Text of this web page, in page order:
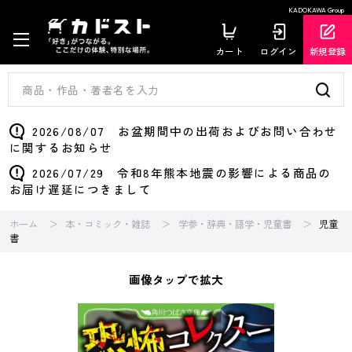
KADOKAWA Group
カート ログイン 新規登録
2026/08/07 お盆期間中の出荷およびお問い合わせ
に関するお知らせ
2026/07/29 令和8年熊本地震の影響による商品の
お届け遅延につきまして
ホーム 本・コミック・雑誌 学参・辞典・語学・児童書
児童
書
画像タップで拡大